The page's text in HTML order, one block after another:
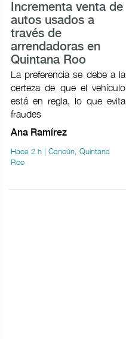
Incrementa venta de
autos usados a
través de
arrendadoras en
Quintana Roo
La preferencia se debe a la
certeza de que el vehículo
está en regla, lo que evita
fraudes
Ana Ramírez
Hace 2 h | Cancún, Quintana
Roo